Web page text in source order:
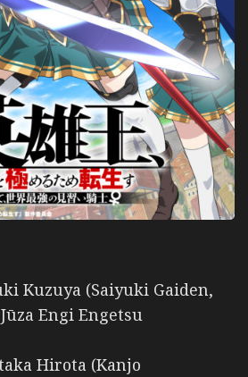
Kuzuya (Saiyuki Gaiden,
Engi Engetsu
Hirota (Kanjo